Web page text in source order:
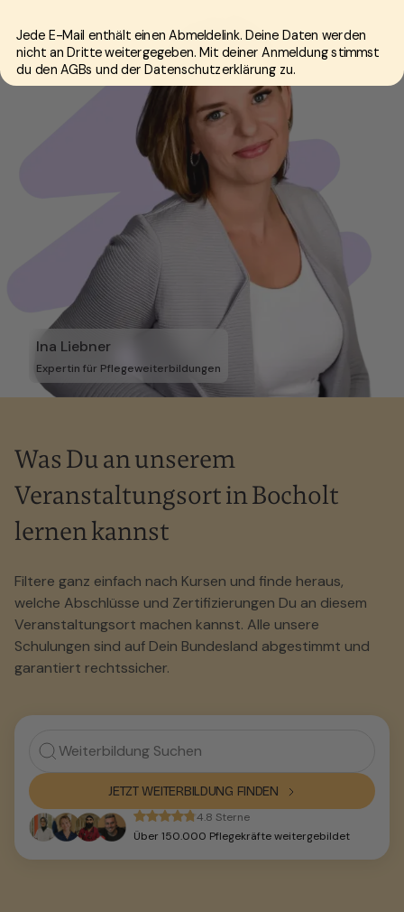
Ina Liebner
Expertin für Pflegeweiterbildungen
Was Du an unserem
Veranstaltungsort in Bocholt
lernen kannst
Filtere ganz einfach nach Kursen und finde heraus,
welche Abschlüsse und Zertifizierungen Du an diesem
Veranstaltungsort machen kannst. Alle unsere
Schulungen sind auf Dein Bundesland abgestimmt und
garantiert rechtssicher.
JETZT WEITERBILDUNG FINDEN
4.8 Sterne
Über 150.000 Pflegekräfte weitergebildet
Jede E-Mail enthält einen Abmeldelink. Deine Daten werden
nicht an Dritte weitergegeben. Mit deiner Anmeldung stimmst
du den AGBs und der Datenschutzerklärung zu.